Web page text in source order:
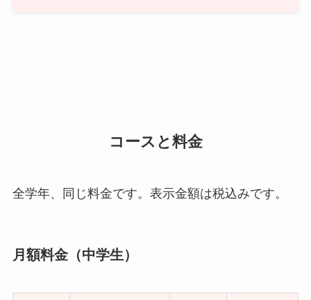
コースと料金
全学年、同じ料金です。表示金額は税込みです。
月額料金（中学生）